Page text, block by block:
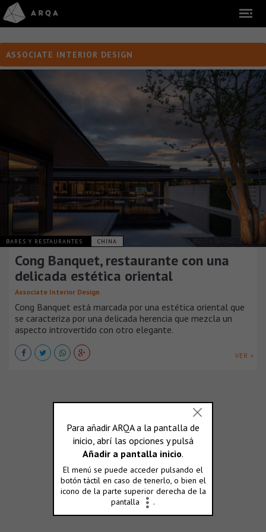
ASSOCIATE INTERIOR DESIGN
BARES Y RESTAURANTES CHINA
Cong Banquet, restaurante con una
delicada estética oriental
Associate Interior Design
Cong Banquet está marcada por una estética oriental que
se caracteriza por una delicada herencia que mezcla un
aspecto introvertido con otro elegante.
VER +